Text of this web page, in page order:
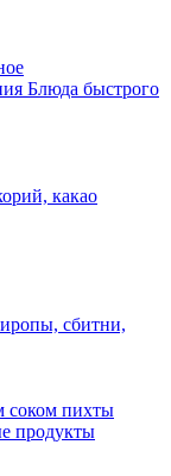
Блюда быстрого
какао
сбитни,
соком пихты
продукты